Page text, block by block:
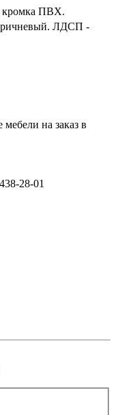
кромка ПВХ.
ЛДСП -
на заказ в
28-01